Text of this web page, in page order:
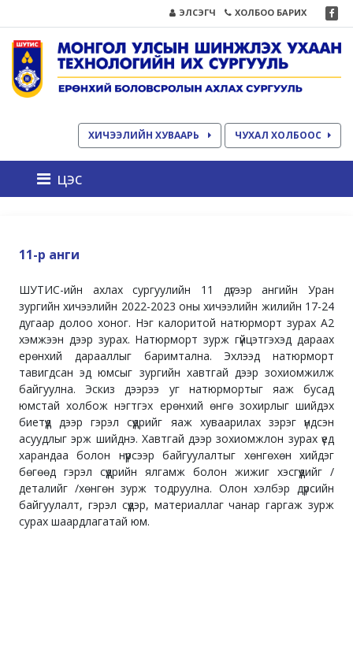
ЭЛСЭГЧ ХОЛБОО БАРИХ
ХИЧЭЭЛИЙН ХУВААРЬ ЧУХАЛ ХОЛБООС
цэс
11-р анги
ШУТИС-ийн ахлах сургуулийн 11 дүгээр ангийн Уран
зургийн хичээлийн 2022-2023 оны хичээлийн жилийн 17-24
дугаар долоо хоног. Нэг калоритой натюрморт зурах А2
хэмжээн дээр зурах. Натюрморт зурж гүйцэтгэхэд дараах
ерөнхий дарааллыг баримтална. Эхлээд натюрморт
тавигдсан эд юмсыг зургийн хавтгай дээр зохиомжилж
байгуулна. Эскиз дээрээ уг натюрмортыг яаж бусад
юмстай холбож нэгтгэх ерөнхий өнгө зохирлыг шийдэх
биетүүд дээр гэрэл сүүдрийг яаж хуваарилах зэрэг үндсэн
асуудлыг эрж шийднэ. Хавтгай дээр зохиомжлон зурах үед
харандаа болон нүүрсээр байгуулалтыг хөнгөхөн хийдэг
бөгөөд гэрэл сүүдрийн ялгамж болон жижиг хэсгүүдийг /
деталийг /хөнгөн зурж тодруулна. Олон хэлбэр дүрсийн
байгуулалт, гэрэл сүүдэр, материаллаг чанар гаргаж зурж
сурах шаардлагатай юм.